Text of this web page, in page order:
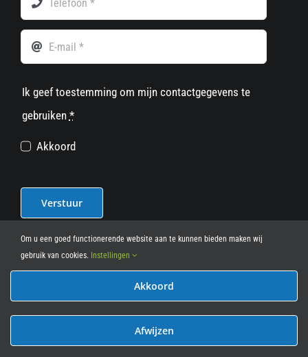
Ik geef toestemming om mijn contactgegevens te
gebruiken *
Akkoord
Verstuur
© 2012 - 2026• Leasy Bike • All Rights Reserved • powered
Om u een goed functionerende website aan te kunnen bieden maken wij
gebruik van cookies. Instellingen
Akkoord
Afwijzen